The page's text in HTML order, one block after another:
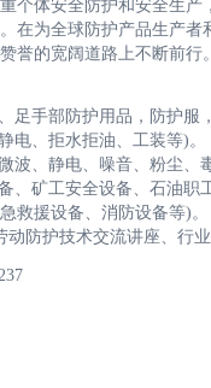
个体安全防护和安全生
在为全球防护产品生产
誉的宽阔道路上不断前行。
足手部防护用品，防护服
电、拒水拒油、工装等)。
波、静电、噪音、粉尘、
、矿工安全设备、石油
救援设备、消防设备等)。
防护技术交流讲座、行